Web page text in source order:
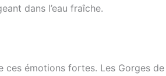
dans l’eau fraîche.
ces émotions fortes. Les Gorges